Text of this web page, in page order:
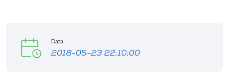
Data
2018-05-23 22:10:00